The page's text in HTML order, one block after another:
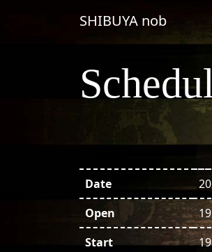
メインナビゲーショ
SHIBUYA nob
Date
Open
Start